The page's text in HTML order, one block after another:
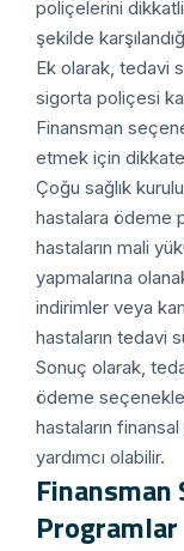
poliçelerini
şekilde
Ek olarak, tedavi
sigorta poliçesi
Finansman
etmek için
Çoğu sağlık
hastalara ödeme
hastaların mali
yapmalarına
indirimler veya
hastaların tedavi
Sonuç olarak,
ödeme
hastaların
yardımcı olabilir.
Finansman
Programlar